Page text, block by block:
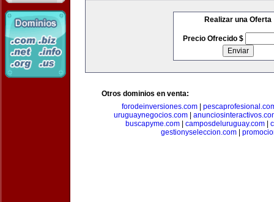
Realizar una Oferta
Precio Ofrecido $
Otros dominios en venta:
forodeinversiones.com
uruguaynegocios.com|
buscapyme.com
camposdeluruguay.com
gestionyseleccion.com|